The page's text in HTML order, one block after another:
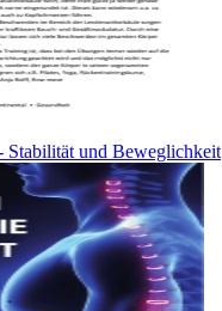
Stabilität und Beweglichkeit